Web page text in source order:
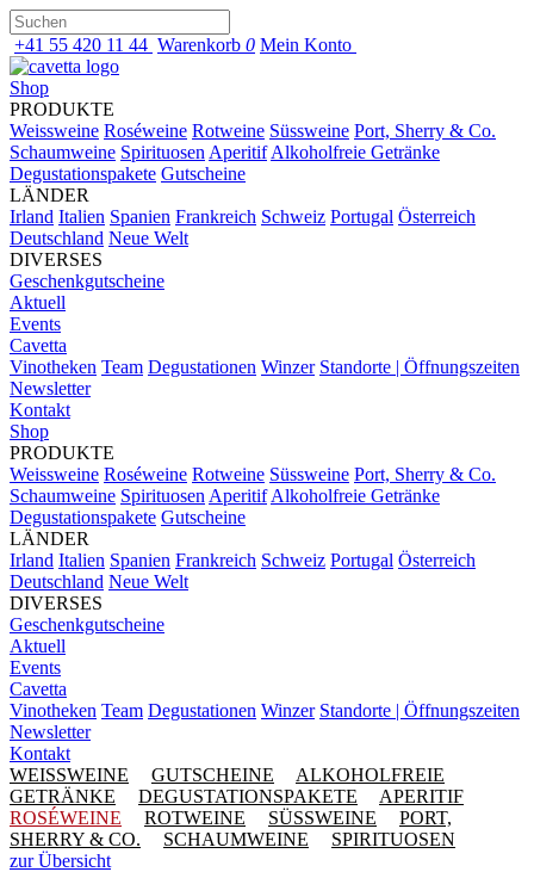
+41 55 420 11 44 Warenkorb 0 Mein Konto
Shop
PRODUKTE
Weissweine Roséweine Rotweine Süssweine Port, Sherry & Co.
Schaumweine Spirituosen Aperitif Alkoholfreie Getränke
Degustationspakete Gutscheine
LÄNDER
Irland Italien Spanien Frankreich Schweiz Portugal Österreich
Deutschland Neue Welt
DIVERSES
Geschenkgutscheine
Aktuell
Events
Cavetta
Vinotheken Team Degustationen Winzer Standorte | Öffnungszeiten
Newsletter
Kontakt
Shop
PRODUKTE
Weissweine Roséweine Rotweine Süssweine Port, Sherry & Co.
Schaumweine Spirituosen Aperitif Alkoholfreie Getränke
Degustationspakete Gutscheine
LÄNDER
Irland Italien Spanien Frankreich Schweiz Portugal Österreich
Deutschland Neue Welt
DIVERSES
Geschenkgutscheine
Aktuell
Events
Cavetta
Vinotheken Team Degustationen Winzer Standorte | Öffnungszeiten
Newsletter
Kontakt
WEISSWEINE
GUTSCHEINE
ALKOHOLFREIE
GETRÄNKE
DEGUSTATIONSPAKETE
APERITIF
ROSÉWEINE
ROTWEINE SÜSSWEINE
PORT,
SHERRY & CO.
SCHAUMWEINE
SPIRITUOSEN
zur Übersicht